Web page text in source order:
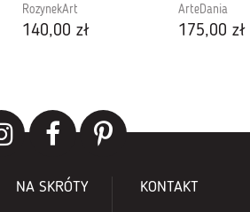
RozynekArt
140,00 zł
ArteDania
175,00 zł
NA SKRÓTY KONTAKT